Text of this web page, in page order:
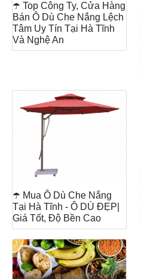
☂️ Top Công Ty, Cửa Hàng
Bán Ô Dù Che Nắng Lệch
Tâm Uy Tín Tại Hà Tĩnh
Và Nghệ An
☂️ Mua Ô Dù Che Nắng
Tại Hà Tĩnh - Ô DÙ ĐẸP|
Giá Tốt, Độ Bền Cao